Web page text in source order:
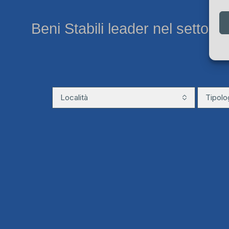
Beni Stabili leader nel
Località